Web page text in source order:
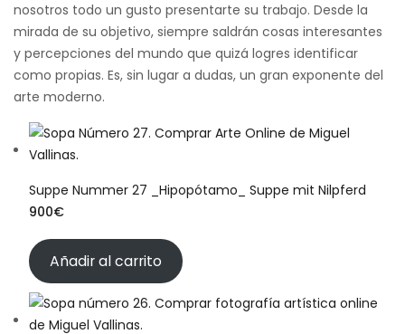
nosotros todo un gusto presentarte su trabajo. Desde la
mirada de su objetivo, siempre saldrán cosas interesantes
y percepciones del mundo que quizá logres identificar
como propias. Es, sin lugar a dudas, un gran exponente del
arte moderno.
Suppe Nummer 27 _Hipopótamo_ Suppe mit Nilpferd
900€
Añadir al carrito